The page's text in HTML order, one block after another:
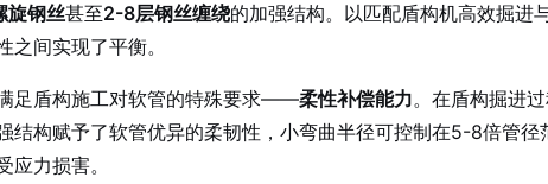
旋钢丝甚至2-8层钢丝缠绕的加强结构。以匹配盾构机高效掘进
之间实现了平衡。
足盾构施工对软管的特殊要求——柔性补偿能力。在盾构掘进
结构赋予了软管优异的柔韧性，小弯曲半径可控制在5-8倍管
应力损害。